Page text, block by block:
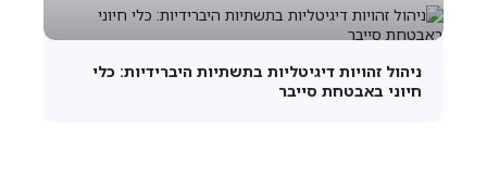
ניהול זהויות דיגיטליות בתשתיות היברידיות: כלי
חיוני באבטחת סייבר